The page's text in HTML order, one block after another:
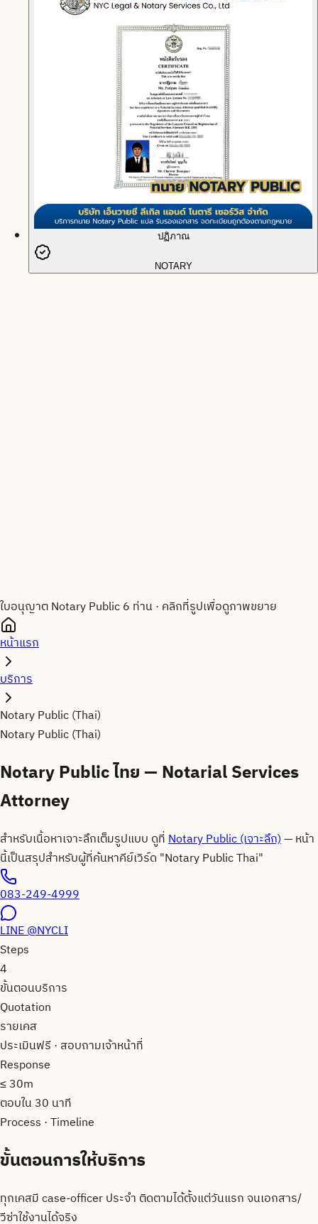
ปฏิภาณ
NOTARY
ใบอนุญาต Notary Public 6 ท่าน· คลิกที่รูปเพื่อดูภาพขยาย
หน้าแรก
บริการ
Notary Public (Thai)
Notary Public (Thai)
Notary Public ไทย — Notarial Services
Attorney
สำหรับเนื้อหาเจาะลึกเต็มรูปแบบ ดูที่Notary Public (เจาะลึก)— หน้า
นี้เป็นสรุปสำหรับผู้ที่ค้นหาคีย์เวิร์ด "Notary Public Thai"
083-249-4999
LINE@NYCLI
Steps
4
ขั้นตอนบริการ
Quotation
รายเคส
ประเมินฟรี · สอบถามเจ้าหน้าที่
Response
≤ 30m
ตอบใน 30 นาที
Process · Timeline
ขั้นตอนการให้บริการ
ทุกเคสมี case-officer ประจำ ติดตามได้ตั้งแต่วันแรก จนเอกสาร/
วีซ่าใช้งานได้จริง